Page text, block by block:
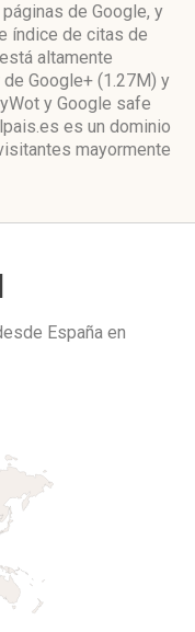
de Google, y
índice de citas de
altamente
Google+ (1.27M) y
y Google safe
es un dominio
mayormente
España en